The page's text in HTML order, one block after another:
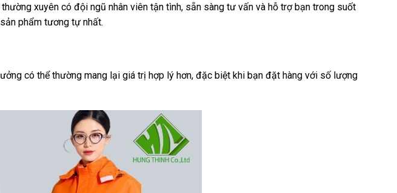
xuyên có đội ngũ nhân viên tận tình, sẵn sàng tư vấn và hỗ trợ bạn trong suốt
phẩm tương tự nhất.
có thể thường mang lại giá trị hợp lý hơn, đặc biệt khi bạn đặt hàng với số lượng